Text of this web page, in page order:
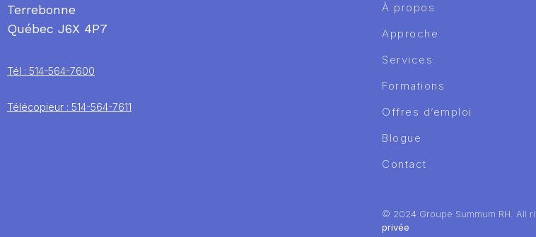
Terrebonne
Québec J6X 4P7
Tél : 514-564-7600
Télécopieur : 514-564-7611
À propos
Approche
Services
Formations
Offres d’emploi
Blogue
Contact
© 2024 Groupe Summum RH.
privée